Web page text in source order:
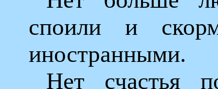
споили и
иностранными.
Нет счастья